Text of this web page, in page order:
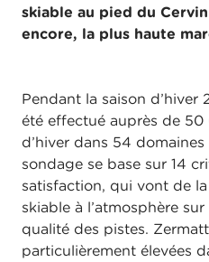
skiable au pied du
encore, la plus haute
Pendant la saison
été effectué auprès de
d’hiver dans 54
sondage se base sur 14
satisfaction, qui vont de
skiable à l’atmosphère
qualité des pistes.
particulièrement élevées